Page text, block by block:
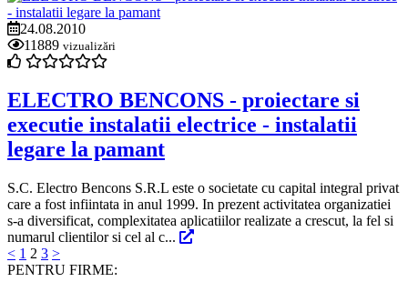
24.08.2010
11889 vizualizări
ELECTRO BENCONS - proiectare si
executie instalatii electrice - instalatii
legare la pamant
S.C. Electro Bencons S.R.L este o societate cu capital integral privat
care a fost infiintata in anul 1999. In prezent activitatea organizatiei
s-a diversificat, complexitatea aplicatiilor realizate a crescut, la fel si
numarul clientilor si cel al c...
< 1 2 3 >
PENTRU FIRME: